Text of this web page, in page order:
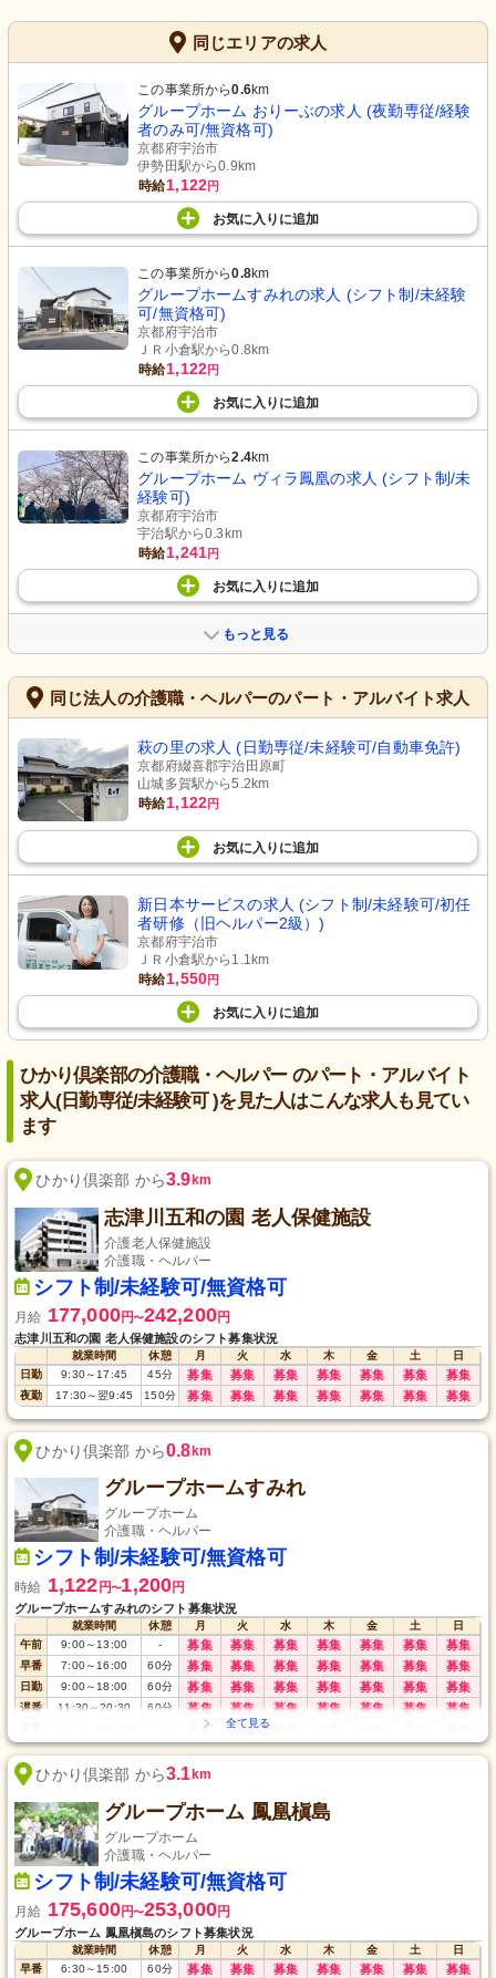
同じエリアの求人
この事業所から0.6km
グループホーム おりーぶの求人 (夜勤専従/経験
者のみ可/無資格可)
京都府宇治市
伊勢田駅から0.9km
時給1,122円
お気に入り に追加
この事業所から0.8km
グループホームすみれの求人 (シフト制/未経験
可/無資格可)
京都府宇治市
ＪＲ小倉駅から0.8km
時給1,122円
お気に入り に追加
この事業所から2.4km
グループホーム ヴィラ鳳凰の求人 (シフト制/未
経験可)
京都府宇治市
宇治駅から0.3km
時給1,241円
お気に入り に追加
もっと見る
同じ法人の介護職・ヘルパーのパート・アルバイト求人
萩の里の求人 (日勤専従/未経験可/自動車免許)
京都府綴喜郡宇治田原町
山城多賀駅から5.2km
時給1,122円
お気に入り に追加
新日本サービスの求人 (シフト制/未経験可/初任
者研修（旧ヘルパー2級）)
京都府宇治市
ＪＲ小倉駅から1.1km
時給1,550円
お気に入り に追加
ひかり倶楽部の介護職・ヘルパー のパート・アルバイト
求人(日勤専従/未経験可 )を見た人はこんな求人も見てい
ます
ひかり倶楽部 から3.9km
志津川五和の園 老人保健施設
介護老人保健施設
介護職・ヘルパー
シフト制/未経験可/無資格可
月給 177,000円〜242,200円
志津川五和の園 老人保健施設のシフト募集状況
就業時間 休憩 月 火 水 木 金 土
日
日勤
9:30～17:45 45分 募集 募集 募集 募集 募集 募集 募集
夜勤 17:30～翌9:45 150分 募集 募集 募集 募集 募集 募集 募集
ひかり倶楽部 から0.8km
グループホームすみれ
グループホーム
介護職・ヘルパー
シフト制/未経験可/無資格可
時給 1,122 円〜1,200円
グループホームすみれのシフト募集状況
就業時間 休憩 月 火 水 木 金 土
日
午前
9:00～ 13:00 - 募集 募集 募集 募集 募集 募集 募集
早番 7:00～ 16:00 60分 募集 募集 募集 募集 募集 募集 募集
日勤 9:00～ 18:00 60分 募集 募集 募集 募集 募集 募集 募集
遅番 11:30 ～20:30 60分 募集 募集 募集 募集 募集 募集 募集
募集 募集
ひかり倶楽部 から3.1km
グループホーム 鳳凰槇島
グループホーム
介護職・ヘルパー
シフト制/未経験可/無資格可
月給 175,600円〜253,000円
グループホーム 鳳凰槇島のシフト募集状況
就業時間 休憩 月 火 水 木 金 土
日
早番
6:30～15:00 60分 募集 募集 募集 募集 募集 募集 募集